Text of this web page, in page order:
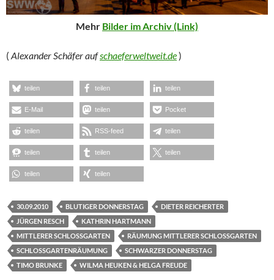
Mehr Bilder im Archiv (Link)
( Alexander Schäfer aufschaeferweltweit.de)
teilen teilen teilen
E-Mail teilen Pocket
teilen RSS-feed teilen
teilen teilen teilen
teilen teilen
30.09.2010 BLUTIGER DONNERSTAG
DIETER REICHERTER
JÜRGEN RESCH
KATHRIN HARTMANN
MITTLERER SCHLOSSGARTEN
RÄUMUNG MITTLERER SCHLOSSGARTEN
SCHLOSSGARTENRÄUMUNG
SCHWARZER DONNERSTAG
TIMO BRUNKE
WILMA HEUKEN & HELGA FREUDE